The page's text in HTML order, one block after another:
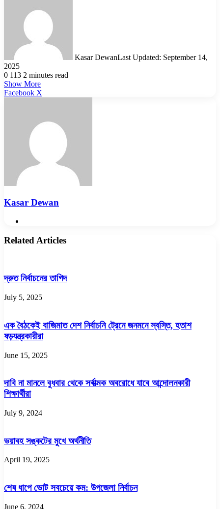
Kasar DewanLast Updated: September 14,
2025
0 113 2 minutes read
Show More
Facebook X
Kasar Dewan
Related Articles
দ্রুত নির্বাচনের তাগিদ
July 5, 2025
এক বৈঠকেই বাজিমাত দেশ নির্বাচনি ট্রেনে জনমনে স্বস্তি, হতাশ
ষড়যন্ত্রকারীরা
June 15, 2025
দাবি না মানলে বুধবার থেকে সর্বাত্মক অবরোধে যাবে আন্দোলনকারী
শিক্ষার্থীরা
July 9, 2024
ভয়াবহ সঙ্কটের মুখে অর্থনীতি
April 19, 2025
শেষ ধাপে ভোট সবচেয়ে কম: উপজেলা নির্বাচন
June 6, 2024